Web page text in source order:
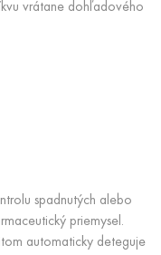
vrátane dohľadového
spadnutých alebo
priemysel.
automaticky deteguje